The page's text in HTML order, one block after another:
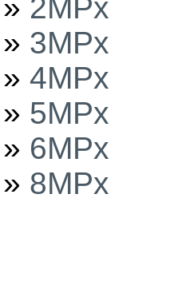
» 2MPx
» 3MPx
» 4MPx
» 5MPx
» 6MPx
» 8MPx